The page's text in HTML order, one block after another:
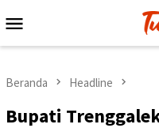
ke
Mobile
Beranda Headline
Bupati